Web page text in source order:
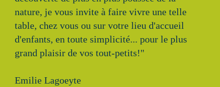
nature, je vous invite à faire vivre une telle
table, chez vous ou sur votre lieu d'accueil
d'enfants, en toute simplicité... pour le plus
grand plaisir de vos tout-petits!"
Emilie Lagoeyte